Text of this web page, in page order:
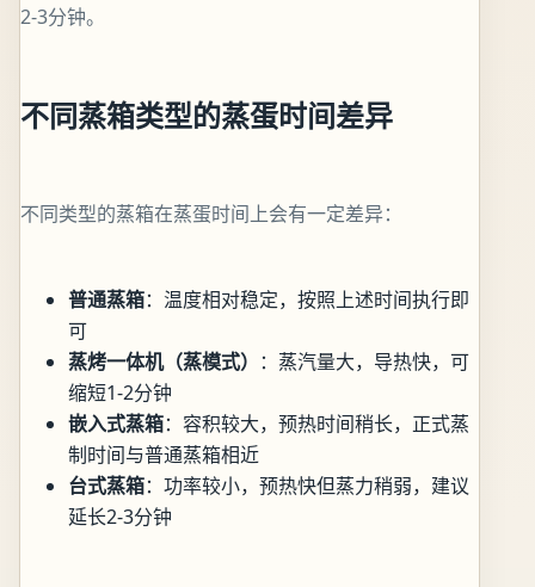
2-3分钟。
不同蒸箱类型的蒸蛋时间差异
不同类型的蒸箱在蒸蛋时间上会有一定差异：
普通蒸箱：温度相对稳定，按照上述时间执行即
可
蒸烤一体机（蒸模式） ：蒸汽量大，导热快，可
缩短1-2分钟
嵌入式蒸箱：容积较大，预热时间稍长，正式蒸
制时间与普通蒸箱相近
台式蒸箱：功率较小，预热快但蒸力稍弱，建议
延长2-3分钟